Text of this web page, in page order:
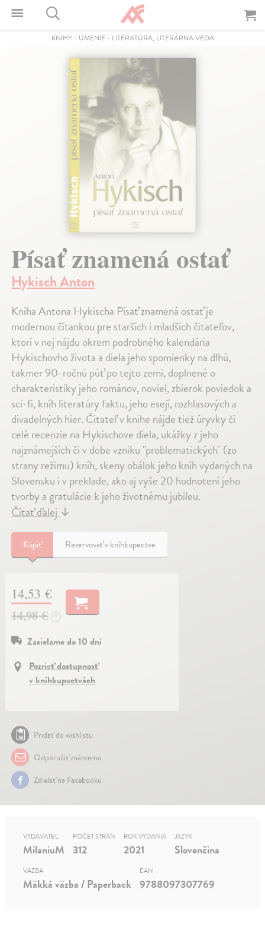
KNIHY- UMENIE- LITERATÚRA, LITERÁRNA VEDA
Písať znamená ostať
Hykisch Anton
Kniha Antona Hykischa Písať znamená ostať je
modernou čítankou pre starších i mladších čitateľov,
ktorí v nej nájdu okrem podrobného kalendária
Hykischovho života a diela jeho spomienky na dlhú,
takmer 90-ročnú púť po tejto zemi, doplnené o
charakteristiky jeho románov, noviel, zbierok poviedok a
sci-fi, kníh literatúry faktu, jeho esejí, rozhlasových a
divadelných hier. Čitateľ v knihe nájde tiež úryvky či
celé recenzie na Hykischove diela, ukážky z jeho
najznámejších či v dobe vzniku "problematických" (zo
strany režimu) kníh, skeny obálok jeho kníh vydaných na
Slovensku i v preklade, ako aj vyše 20 hodnotení jeho
tvorby a gratulácie k jeho životnému jubileu.
Čítať ďalej↓
Kúpiť Rezervovať v kníhkupectve
14,53 €
14,98 €
?
Zasielame do 10 dní
Pozrieť dostupnosť
v kníhkupectvách
Pridať do wishlistu
Odporučiť známemu
Zdielať na Facebooku
VYDAVATEĽ
MilaniuM
POČET STRÁN
312
ROK VYDANIA
2021
JAZYK
Slovenčina
VÄZBA
Mäkká väzba / Paperback
EAN
9788097307769